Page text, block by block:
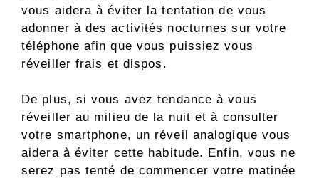
vous aidera à éviter la tentation de vous
adonner à des activités nocturnes sur votre
téléphone afin que vous puissiez vous
réveiller frais et dispos.
De plus, si vous avez tendance à vous
réveiller au milieu de la nuit et à consulter
votre smartphone, un réveil analogique vous
aidera à éviter cette habitude. Enfin, vous ne
serez pas tenté de commencer votre matinée